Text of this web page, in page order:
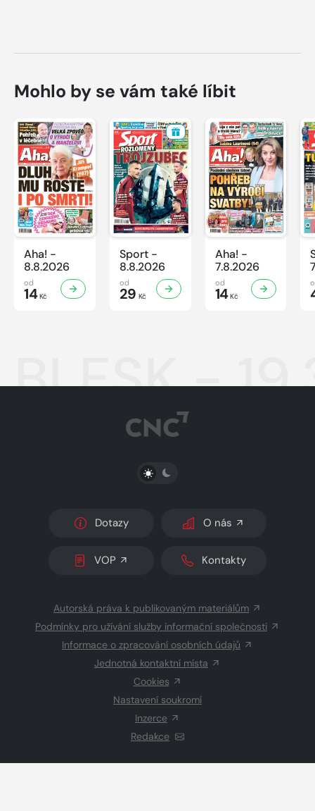
Mohlo by se vám také líbit
Aha! -
8.8.2026
od
14Kč
Sport -
8.8.2026
od
29 Kč
Aha! -
7.8.2026
od
14Kč
BLESK -
PŘEPNOUT SVĚTLÝ/TMAVÝ REŽIM
Dotazy O nás
VOP Kontakty
Autorská práva k publikovaným materiálům
Podmínky pro užívání služby informační společnosti
Informace o zpracování osobních údajů
Jednotná kontaktní místa
Cookies
Nastavení soukromí
Inzerce
Redakce